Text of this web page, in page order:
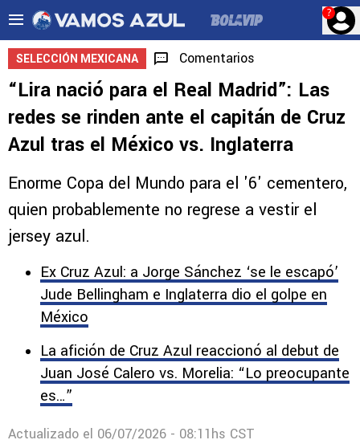
?
SELECCIÓN MEXICANA Comentarios
“Lira nació para el Real Madrid”: Las
redes se rinden ante el capitán de Cruz
Azul tras el México vs. Inglaterra
Enorme Copa del Mundo para el '6' cementero,
quien probablemente no regrese a vestir el
jersey azul.
Ex Cruz Azul: a Jorge Sánchez ‘se le escapó’
Jude Bellingham e Inglaterra dio el golpe en
México
La afición de Cruz Azul reaccionó al debut de
Juan José Calero vs. Morelia: “Lo preocupante
es…”
Actualizado el 06/07/2026 - 08:11hs CST